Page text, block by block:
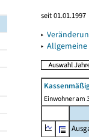
seit 01.01.1997
▸
▸
Einwohner am